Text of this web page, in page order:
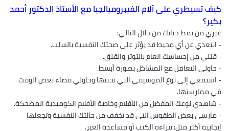
كيف تسيطري على آلام الفيبروميالجيا مع الأستاذ الدكتور أحمد
بكير؟
غيري من نمط حياتك من خلال التالي:
- ابتعدي عن أي محيط قد يؤثر على صحتك النفسية بالسلب.
- قللي من إحساسك العام بالتوتر والقلق.
- حاولي التعامل مع المشاكل بصورة أبسط.
- استمعي إلى نوع الموسيقى التي تحبيها وحاولي قضاء بعض الوقت
في ممارستها.
- شاهدي نوعك المفضل من الأفلام وخاصة الأفلام الكوميدية المضحكة.
- مارسي بعض الطقوس التي قد تخفف من حالتك النفسية وتجعلها
إيجابية أكثر مثل: قراءة الكتب أو مساعدة الغير.